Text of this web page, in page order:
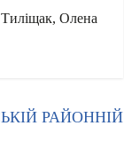
Тиліщак, Олена
РАЙОННІЙ